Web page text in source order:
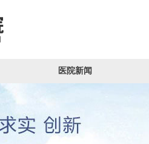
医院新闻